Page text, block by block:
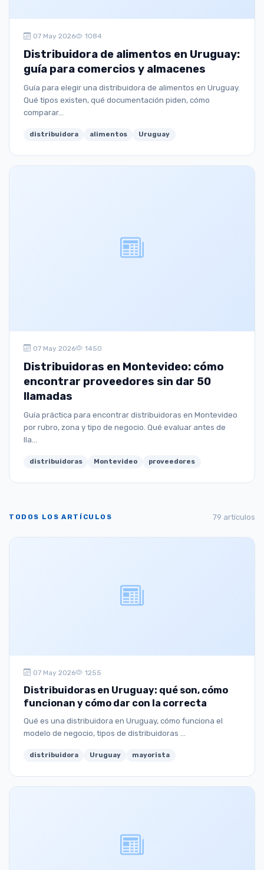
07 May 2026 1084
Distribuidora de alimentos en Uruguay:
guía para comercios y almacenes
Guía para elegir una distribuidora de alimentos en Uruguay.
Qué tipos existen, qué documentación piden, cómo
comparar...
distribuidora alimentos Uruguay
07 May 2026 1450
Distribuidoras en Montevideo: cómo
encontrar proveedores sin dar 50
llamadas
Guía práctica para encontrar distribuidoras en Montevideo
por rubro, zona y tipo de negocio. Qué evaluar antes de
lla...
distribuidoras Montevideo proveedores
TODOS LOS ARTÍCULOS 79 artículos
07 May 2026 1255
Distribuidoras en Uruguay: qué son, cómo
funcionan y cómo dar con la correcta
Qué es una distribuidora en Uruguay, cómo funciona el
modelo de negocio, tipos de distribuidoras ...
distribuidora Uruguay mayorista